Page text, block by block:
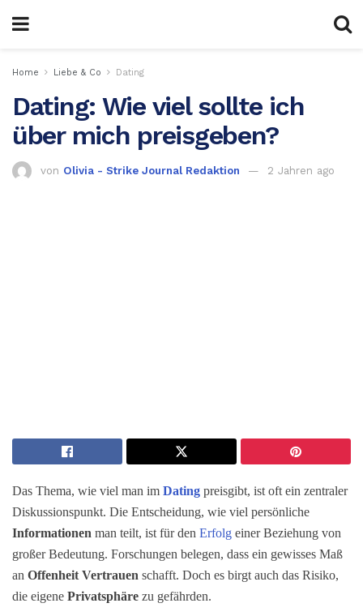
Home Liebe & Co Dating
Dating: Wie viel sollte ich
über mich preisgeben?
von Olivia - Strike Journal Redaktion 2 Jahren ago
Das Thema, wie viel man im Dating preisgibt, ist oft ein zentraler
Diskussionspunkt. Die Entscheidung, wie viel persönliche
Informationen man teilt, ist für den Erfolg einer Beziehung von
großer Bedeutung. Forschungen belegen, dass ein gewisses Maß
an Offenheit Vertrauen schafft. Doch es birgt auch das Risiko,
die eigene Privatsphäre zu gefährden.